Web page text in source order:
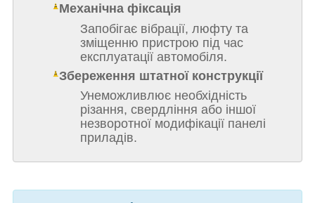
Механічна фіксація
Запобігає вібрації, люфту та
зміщенню пристрою під час
експлуатації автомобіля.
Збереження штатної конструкції
Унеможливлює необхідність
різання, свердління або іншої
незворотної модифікації панелі
приладів.